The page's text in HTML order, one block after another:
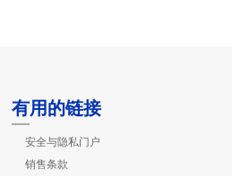
有用的链接
安全与隐私门户
销售条款